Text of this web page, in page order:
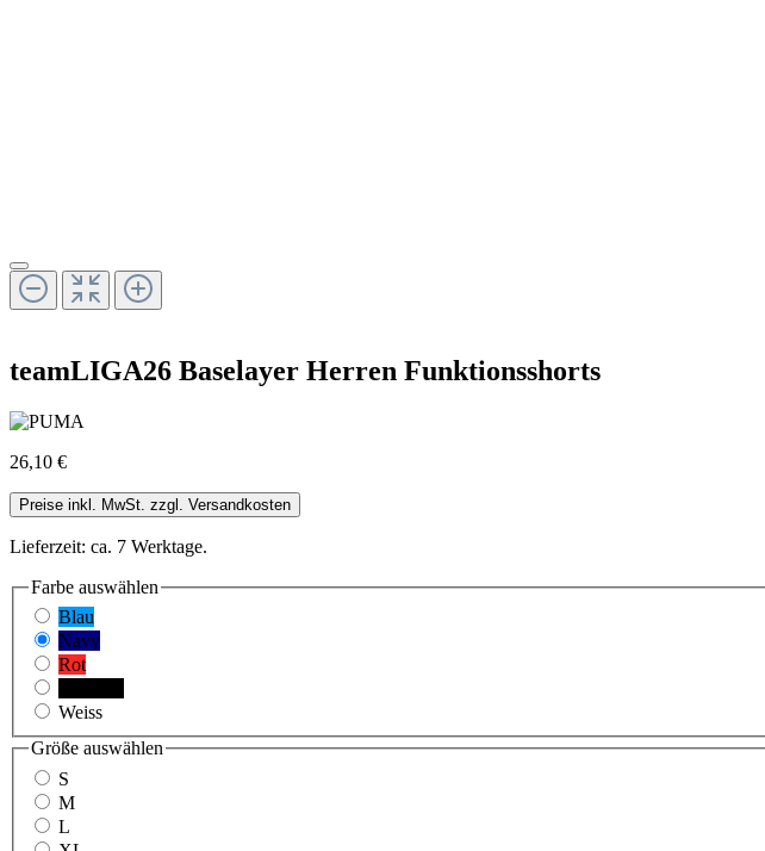
teamLIGA26 Baselayer Herren Funktionsshorts
26,10 €
Preise inkl. MwSt. zzgl. Versandkosten
Lieferzeit: ca. 7 Werktage.
Farbe auswählen
Blau
Navy
Rot
Weiss
Größe auswählen
S
M
L